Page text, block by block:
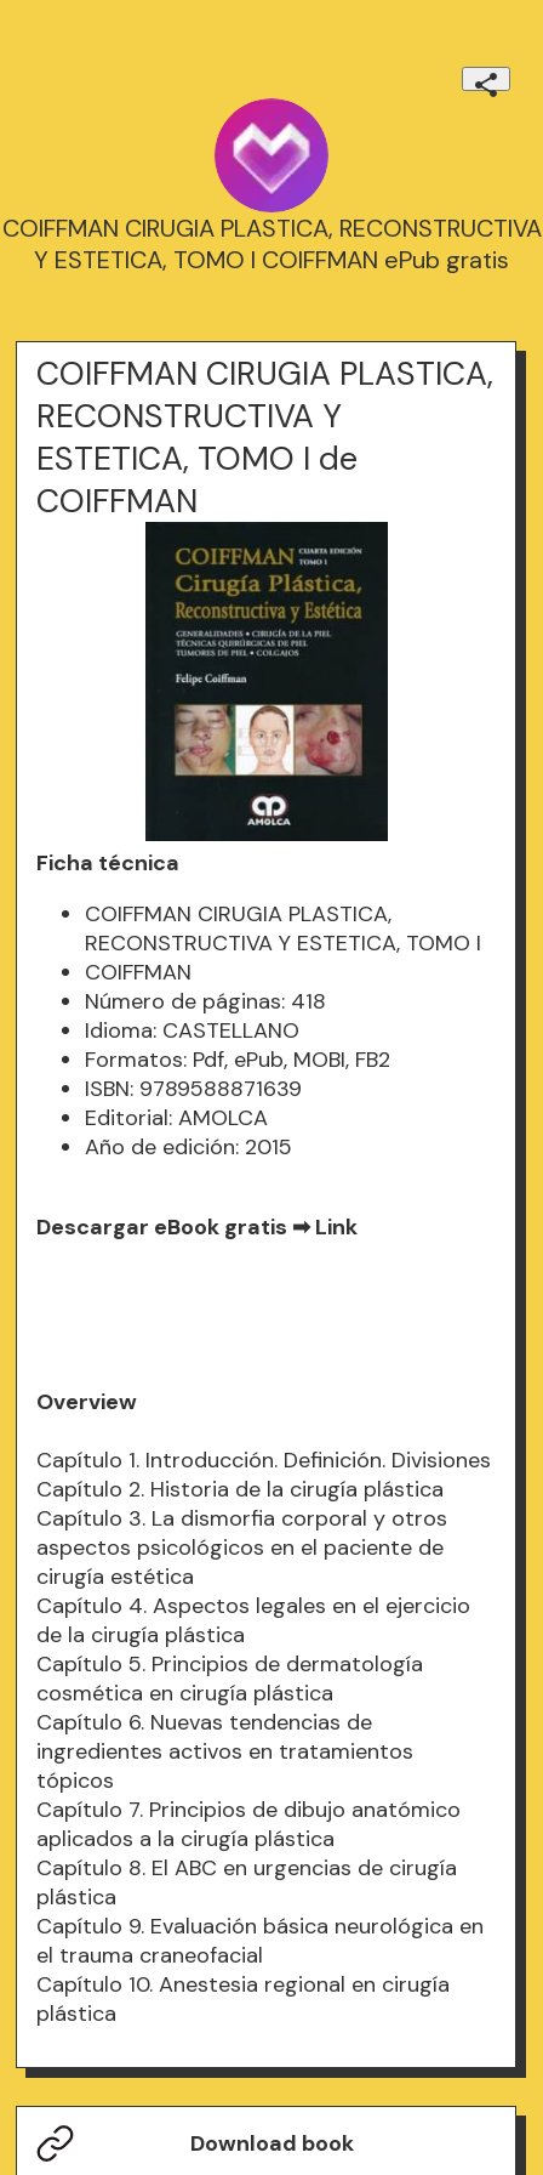
COIFFMAN CIRUGIA PLASTICA, RECONSTRUCTIVA
Y ESTETICA, TOMO I COIFFMAN ePub gratis
COIFFMAN CIRUGIA PLASTICA,
RECONSTRUCTIVA Y
ESTETICA, TOMO I de
COIFFMAN
Ficha técnica
COIFFMAN CIRUGIA PLASTICA,
RECONSTRUCTIVA Y ESTETICA, TOMO I
COIFFMAN
Número de páginas: 418
Idioma: CASTELLANO
Formatos: Pdf, ePub, MOBI, FB2
ISBN: 9789588871639
Editorial: AMOLCA
Año de edición: 2015
Descargar eBook gratis ➡Link
Overview
Capítulo 1. Introducción. Definición. Divisiones
Capítulo 2. Historia de la cirugía plástica
Capítulo 3. La dismorfia corporal y otros
aspectos psicológicos en el paciente de
cirugía estética
Capítulo 4. Aspectos legales en el ejercicio
de la cirugía plástica
Capítulo 5. Principios de dermatología
cosmética en cirugía plástica
Capítulo 6. Nuevas tendencias de
ingredientes activos en tratamientos
tópicos
Capítulo 7. Principios de dibujo anatómico
aplicados a la cirugía plástica
Capítulo 8. El ABC en urgencias de cirugía
plástica
Capítulo 9. Evaluación básica neurológica en
el trauma craneofacial
Capítulo 10. Anestesia regional en cirugía
plástica
Download book